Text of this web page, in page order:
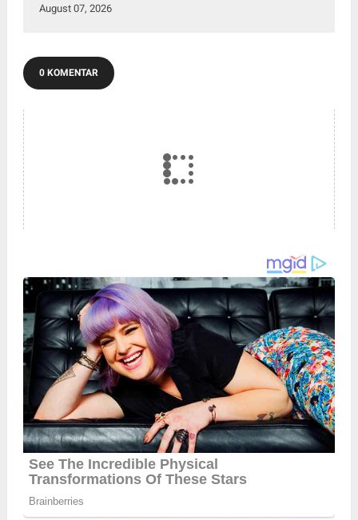
August 07, 2026
0 KOMENTAR